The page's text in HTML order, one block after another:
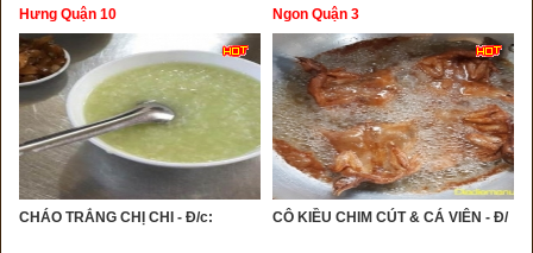
Hưng Quận 10
CHÁO TRẮNG CHỊ CHI - Đ/c:
Ngon Quận 3
CÔ KIỀU CHIM CÚT & CÁ VIÊN - Đ/